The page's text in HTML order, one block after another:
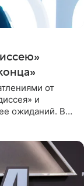
от
и
ожиданий. В